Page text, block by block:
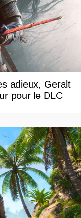
adieux, Geralt
pour le DLC